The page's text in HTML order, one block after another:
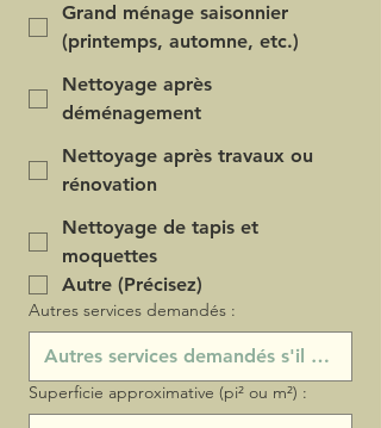
Grand ménage saisonnier
(printemps, automne, etc.)
Nettoyage après
déménagement
Nettoyage après travaux ou
rénovation
Nettoyage de tapis et
moquettes
Autre (Précisez)
Autres services demandés :
Superficie approximative (pi² ou m²) :